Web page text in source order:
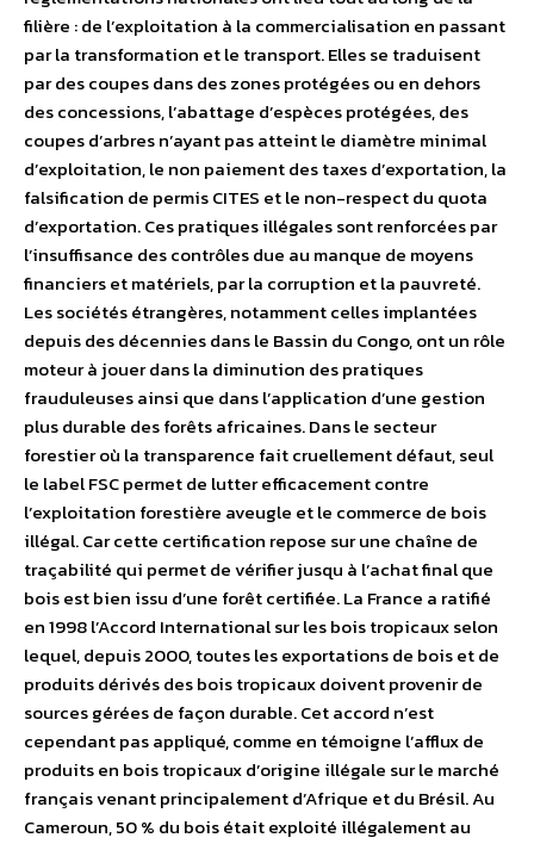
filière : de l’exploitation à la commercialisation en passant
par la transformation et le transport. Elles se traduisent
par des coupes dans des zones protégées ou en dehors
des concessions, l’abattage d’espèces protégées, des
coupes d’arbres n’ayant pas atteint le diamètre minimal
d’exploitation, le non paiement des taxes d’exportation, la
falsification de permis CITES et le non-respect du quota
d’exportation. Ces pratiques illégales sont renforcées par
l’insuffisance des contrôles due au manque de moyens
financiers et matériels, par la corruption et la pauvreté.
Les sociétés étrangères, notamment celles implantées
depuis des décennies dans le Bassin du Congo, ont un rôle
moteur à jouer dans la diminution des pratiques
frauduleuses ainsi que dans l’application d’une gestion
plus durable des forêts africaines. Dans le secteur
forestier où la transparence fait cruellement défaut, seul
le label FSC permet de lutter efficacement contre
l’exploitation forestière aveugle et le commerce de bois
illégal. Car cette certification repose sur une chaîne de
traçabilité qui permet de vérifier jusqu à l’achat final que
bois est bien issu d’une forêt certifiée. La France a ratifié
en 1998 l’Accord International sur les bois tropicaux selon
lequel, depuis 2000, toutes les exportations de bois et de
produits dérivés des bois tropicaux doivent provenir de
sources gérées de façon durable. Cet accord n’est
cependant pas appliqué, comme en témoigne l’afflux de
produits en bois tropicaux d’origine illégale sur le marché
français venant principalement d’Afrique et du Brésil. Au
Cameroun, 50 % du bois était exploité illégalement au